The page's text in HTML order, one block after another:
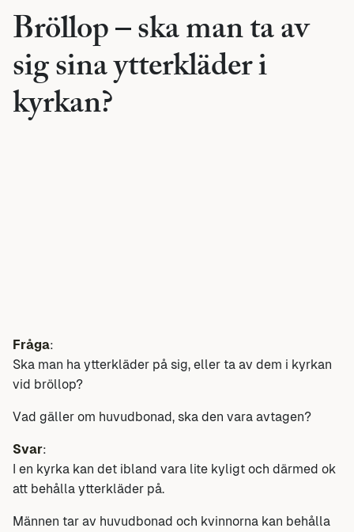
Bröllop – ska man ta av
sig sina ytterkläder i
kyrkan?
Fråga:
Ska man ha ytterkläder på sig, eller ta av dem i kyrkan
vid bröllop?
Vad gäller om huvudbonad, ska den vara avtagen?
Svar:
I en kyrka kan det ibland vara lite kyligt och därmed ok
att behålla ytterkläder på.
Männen tar av huvudbonad och kvinnorna kan behålla